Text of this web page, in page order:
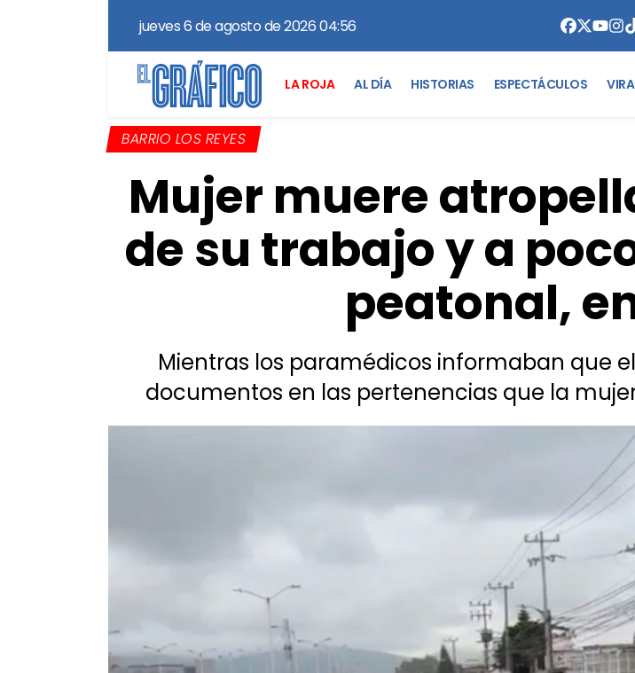
jueves 6 de agosto de 2026 04:56
LA ROJA AL DÍA HISTORIAS ESPECTÁCULOS
BARRIO LOS REYES
Mujer muere
de su trabajo y a
peatonal,
Mientras los paramédicos informaban que
documentos en las pertenencias que la